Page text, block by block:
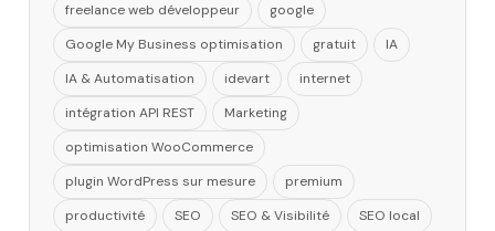
freelance web développeur
google
Google My Business optimisation
gratuit
IA
IA & Automatisation
idevart
internet
intégration API REST
Marketing
optimisation WooCommerce
plugin WordPress sur mesure
premium
productivité
SEO SEO & Visibilité
SEO local